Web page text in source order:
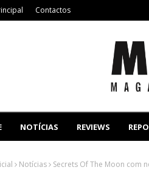
Contactos
NOTÍCIAS REVIEWS
Notícias Secrets Of The Moon com